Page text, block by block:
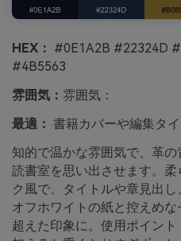
HEX： #0E1A2B #22324D
#4B5563
雰囲気： 雰囲気：
最適： 書籍カバーや編集タ
知的で温かな雰囲気で、革
読書室を思い出させます。
ク風で、タイトルや章見出し
オフホワイトの紙と控えめ
超えた印象に。使用ポイン